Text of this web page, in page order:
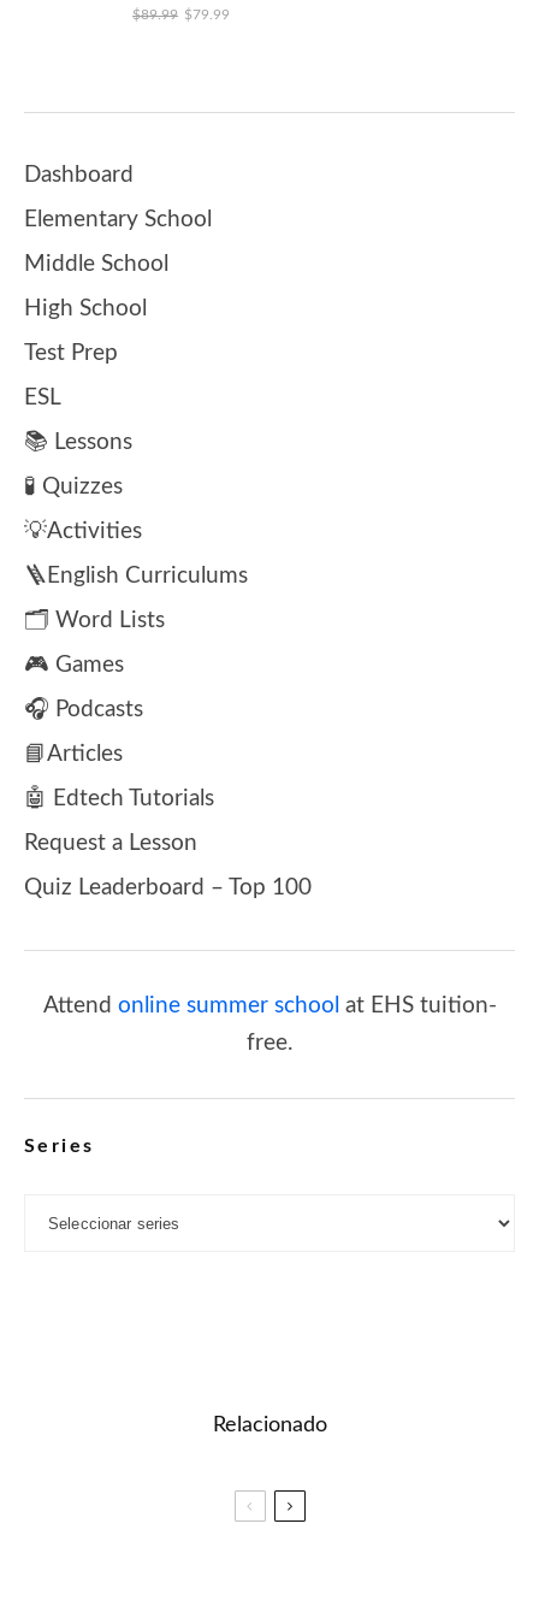
$89.99 El precio original era: $89.99.
$79.99
Dashboard
Elementary School
Middle School
High School
Test Prep
ESL
📚 Lessons
🧪 Quizzes
💡Activities
🪜English Curriculums
🗂️ Word Lists
🎮 Games
🎧 Podcasts
📘Articles
🤖 Edtech Tutorials
Request a Lesson
Quiz Leaderboard – Top 100
Attend online summer school at EHS tuition-
free.
Series
Relacionado